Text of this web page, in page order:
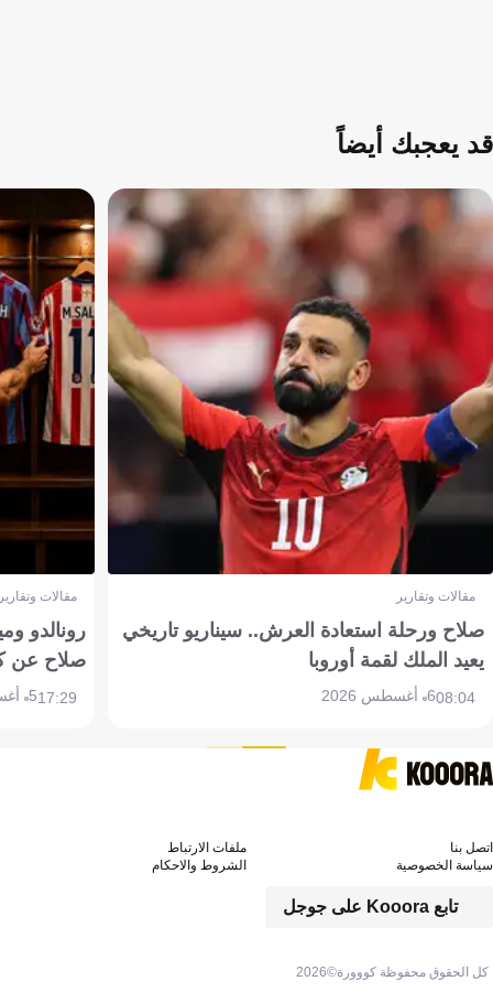
قد يعجبك أيضاً
مقالات وتقارير
صلاح ورحلة استعادة العرش.. سيناريو تاريخي
يعيد الملك لقمة أوروبا
08:046 أغسطس 2026
مقالات
رونالدو
صلاح عن
17:295 أغسطس 2026
كل الحقوق محفوظة كووورة©2026
تابع Kooora على جوجل
اتصل بنا
ملفات الارتباط
سياسة الخصوصية
الشروط والاحكام